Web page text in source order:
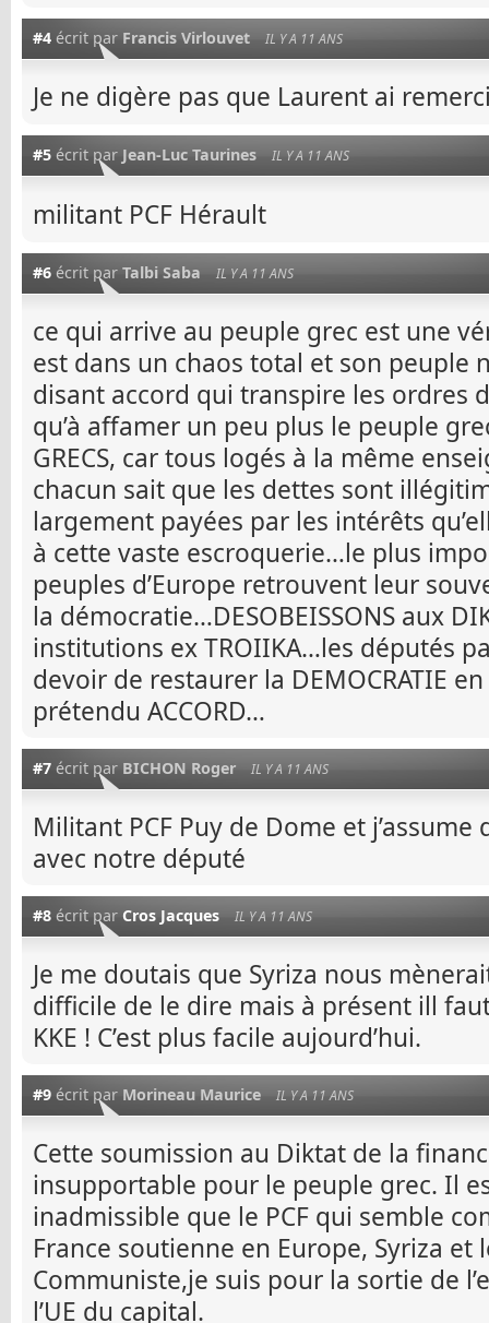
#4 écrit par Francis Virlouvet IL Y A 11 ANS
Je ne digère pas que Laurent ai
#5 écrit par Jean-Luc Taurines IL Y A 11 ANS
militant PCF Hérault
#6 écrit par Talbi Saba IL Y A 11 ANS
ce qui arrive au peuple grec est une
est dans un chaos total et son peuple
disant accord qui transpire les ordres
qu’à affamer un peu plus le peuple
GRECS, car tous logés à la même
chacun sait que les dettes sont
largement payées par les intérêts
à cette vaste escroquerie…le plus
peuples d’Europe retrouvent leur
la démocratie…DESOBEISSONS aux
institutions ex TROIIKA…les députés
devoir de restaurer la DEMOCRATIE
prétendu ACCORD…
#7 écrit par BICHON Roger IL Y A 11 ANS
Militant PCF Puy de Dome et j’assume
avec notre député
#8 écrit par Cros Jacques IL Y A 11 ANS
Je me doutais que Syriza nous
difficile de le dire mais à présent ill
KKE ! C’est plus facile aujourd’hui.
#9 écrit par Morineau Maurice IL Y A 11 ANS
Cette soumission au Diktat de la
insupportable pour le peuple grec. Il
inadmissible que le PCF qui semble
France soutienne en Europe, Syriza et
Communiste,je suis pour la sortie de
l’UE du capital.